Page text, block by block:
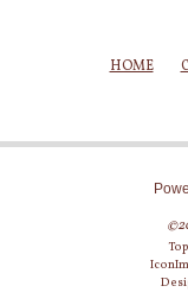
HOME